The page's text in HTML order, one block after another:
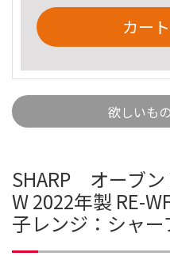
カー
欲しいも
SHARP オーブ
W 2022年製 RE-
子レンジ：シャ